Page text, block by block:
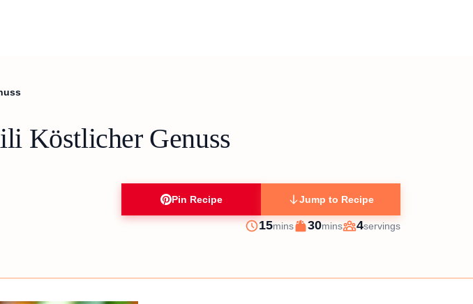
Köstlicher Genuss
Pin Recipe Jump to Recipe
Prep
15minutes
mins
Cook
30minutes
mins
Servings
4servings